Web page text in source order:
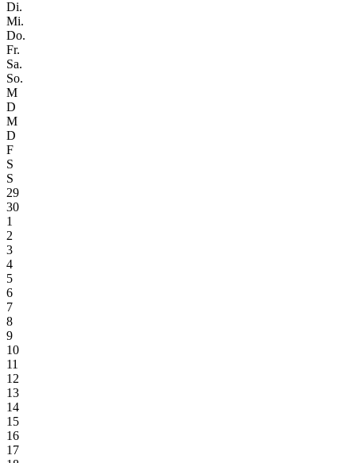
Di.
Mi.
Do.
Fr.
Sa.
So.
M
D
M
D
F
S
S
29
30
1
2
3
4
5
6
7
8
9
10
11
12
13
14
15
16
17